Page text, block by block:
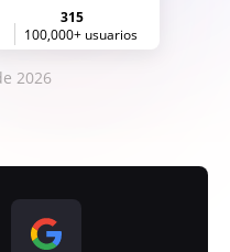
315
100,000+ usuarios
2026